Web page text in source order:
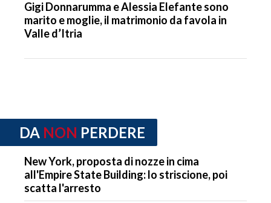
Gigi Donnarumma e Alessia Elefante sono
marito e moglie, il matrimonio da favola in
Valle d’Itria
DA NON PERDERE
New York, proposta di nozze in cima
all'Empire State Building: lo striscione, poi
scatta l'arresto